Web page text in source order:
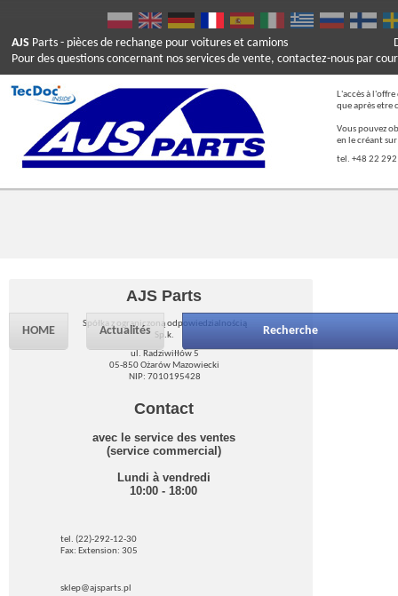
AJS Parts - pièces de rechange pour voitures et camions
Pour des questions concernant nos services de vente, contactez-nous par
L'accès à
que après etre
Vous pouvez
en le créant
tel. +48 22
HOME Actualités Recherche
AJS Parts
Spółka z ograniczoną odpowiedzialnością
Sp.k.
ul. Radziwiłłów 5
05-850 Ożarów Mazowiecki
NIP: 7010195428
Contact
avec le service des ventes
(service commercial)
Lundi à vendredi
10:00 - 18:00
tel. (22)-292-12-30
Fax: Extension: 305
sklep@ajsparts.pl